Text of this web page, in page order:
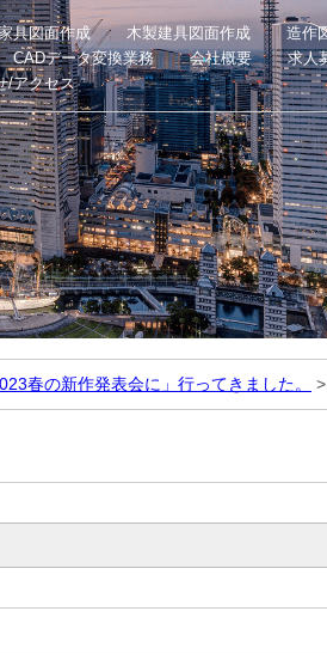
具図面作成 木製建具図面作成 造作
CADデータ変換業務 会社概要 求人
/アクセス
春の新作発表会に」行ってきました。 >